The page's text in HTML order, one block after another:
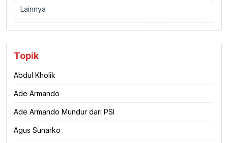
Lainnya
Topik
Abdul Kholik
Ade Armando
Ade Armando Mundur dari PSI
Agus Sunarko